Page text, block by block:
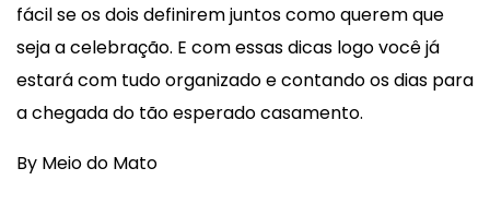
fácil se os dois definirem juntos como querem que
seja a celebração. E com essas dicas logo você já
estará com tudo organizado e contando os dias para
a chegada do tão esperado casamento.
By Meio do Mato